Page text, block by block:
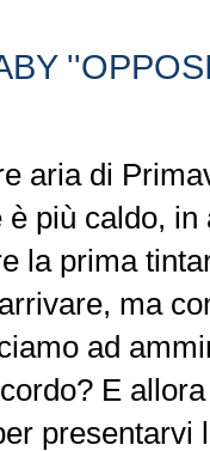
aria di
più caldo,
la prima
ma
ad
E
presentarvi